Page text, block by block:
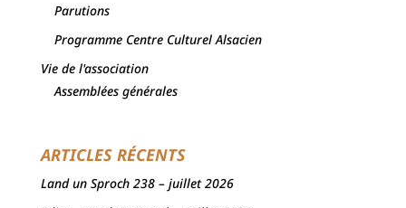
Parutions
Programme Centre Culturel Alsacien
Vie de l'association
Assemblées générales
ARTICLES RÉCENTS
Land un Sproch 238 – juillet 2026